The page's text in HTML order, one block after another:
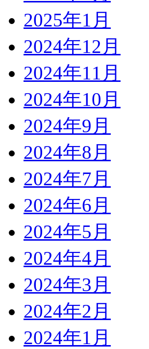
2025年1月
2024年12月
2024年11月
2024年10月
2024年9月
2024年8月
2024年7月
2024年6月
2024年5月
2024年4月
2024年3月
2024年2月
2024年1月